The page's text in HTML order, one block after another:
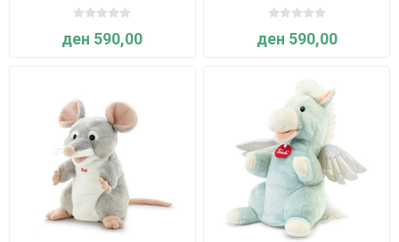
ден 590,00 ден 590,00